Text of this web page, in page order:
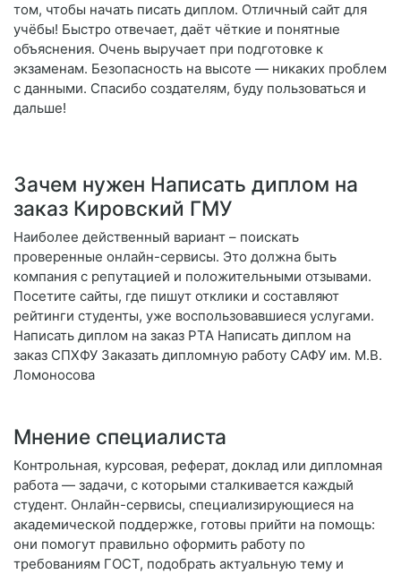
том, чтобы начать писать диплом. Отличный сайт для
учёбы! Быстро отвечает, даёт чёткие и понятные
объяснения. Очень выручает при подготовке к
экзаменам. Безопасность на высоте — никаких проблем
с данными. Спасибо создателям, буду пользоваться и
дальше!
Зачем нужен Написать диплом на
заказ Кировский ГМУ
Наиболее действенный вариант – поискать
проверенные онлайн-сервисы. Это должна быть
компания с репутацией и положительными отзывами.
Посетите сайты, где пишут отклики и составляют
рейтинги студенты, уже воспользовавшиеся услугами.
Написать диплом на заказ РТА Написать диплом на
заказ СПХФУ Заказать дипломную работу САФУ им. М.В.
Ломоносова
Мнение специалиста
Контрольная, курсовая, реферат, доклад или дипломная
работа — задачи, с которыми сталкивается каждый
студент. Онлайн-сервисы, специализирующиеся на
академической поддержке, готовы прийти на помощь:
они помогут правильно оформить работу по
требованиям ГОСТ, подобрать актуальную тему и